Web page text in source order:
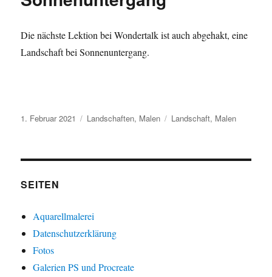
Die nächste Lektion bei Wondertalk ist auch abgehakt, eine
Landschaft bei Sonnenuntergang.
Veröffentlicht
1. Februar 2021 Kategorien
Landschaften, Malen Schlagwörter
Landschaft, Malen
SEITEN
Aquarellmalerei
Datenschutzerklärung
Fotos
Galerien PS und Procreate